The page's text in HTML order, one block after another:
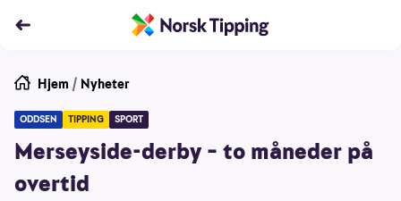
Hjem / Nyheter
ODDSEN TIPPING SPORT
Merseyside-derby – to måneder på
overtid